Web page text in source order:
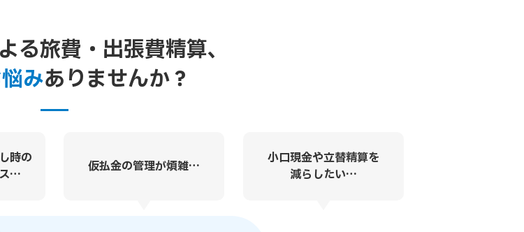
る旅費・出張費精算、
みありませんか？
時の
…
仮払金の管理が煩雑…
小口現金や立替精算を
減らしたい…